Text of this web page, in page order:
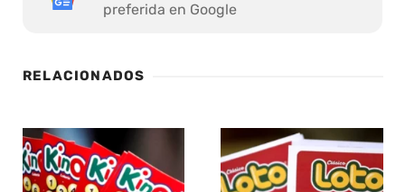
preferida en Google
RELACIONADOS